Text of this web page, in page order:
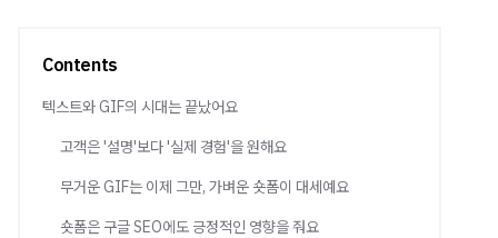
Contents
텍스트와 GIF의 시대는 끝났어요
고객은 '설명'보다 '실제 경험'을 원해요
무거운 GIF는 이제 그만, 가벼운 숏폼이 대세예요
숏폼은 구글 SEO에도 긍정적인 영향을 줘요